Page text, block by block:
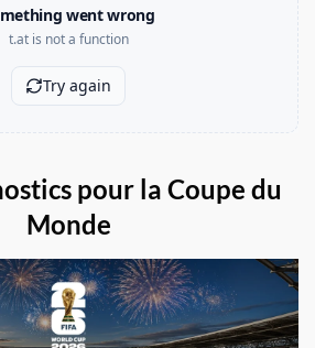
pour la Coupe du
Monde